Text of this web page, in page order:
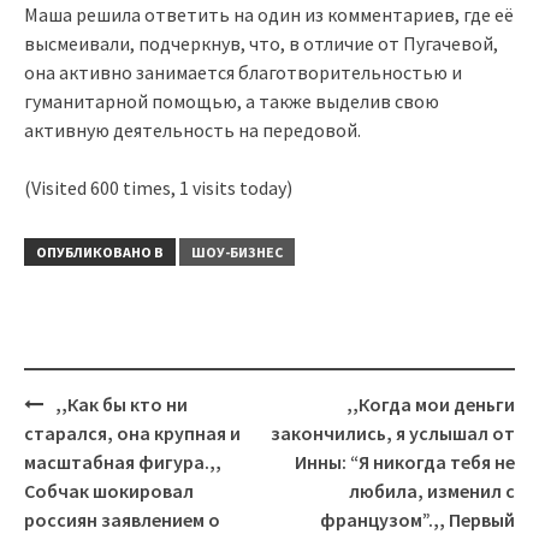
Маша решила ответить на один из комментариев, где её
высмеивали, подчеркнув, что, в отличие от Пугачевой,
она активно занимается благотворительностью и
гуманитарной помощью, а также выделив свою
активную деятельность на передовой.
(Visited 600 times, 1 visits today)
ОПУБЛИКОВАНО В ШОУ-БИЗНЕС
Навигация
,,Как бы кто ни
старался, она крупная и
масштабная фигура.,,
Собчак шокировал
россиян заявлением о
,,Когда мои деньги
закончились, я услышал от
Инны: “Я никогда тебя не
любила, изменил с
французом”.,, Первый